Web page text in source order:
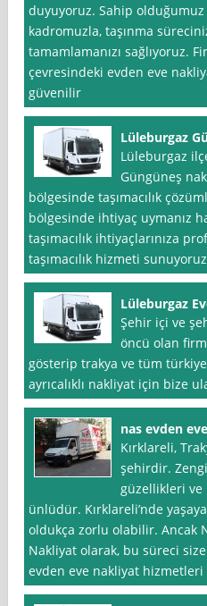
duyuyoruz. Sahip
kadromuzla, taşınma
tamamlamanızı sağlıyoruz.
çevresindeki evden eve
güvenilir
Lüleburgaz
Lüleburgaz
Güngüneş
bölgesinde taşımacılık
bölgesinde ihtiyaç uymanız
taşımacılık ihtiyaçlarınıza
taşımacılık hizmeti
Lüleburgaz
Şehir içi ve
öncü olan
gösterip trakya ve tüm
ayrıcalıklı nakliyat için bize
nas evden
Kırklareli,
şehirdir.
güzellikleri
ünlüdür. Kırklareli’nde
oldukça zorlu olabilir. Ancak
Nakliyat olarak, bu süreci size
evden eve nakliyat